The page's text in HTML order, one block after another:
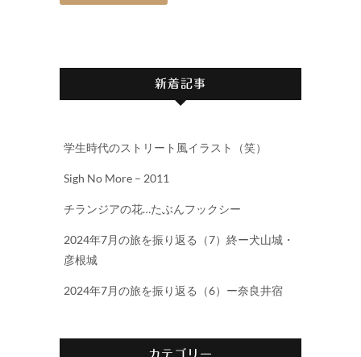
新着記事
学生時代のストリート風イラスト（笑）
Sigh No More – 2011
チランジアの花…たぶんフックシー
2024年7月の旅を振り返る（7）終ー犬山城・
彦根城
2024年7月の旅を振り返る（6）ー奈良井宿
カテゴリー